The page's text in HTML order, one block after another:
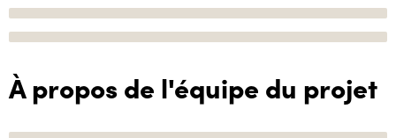
À propos de l'équipe du projet